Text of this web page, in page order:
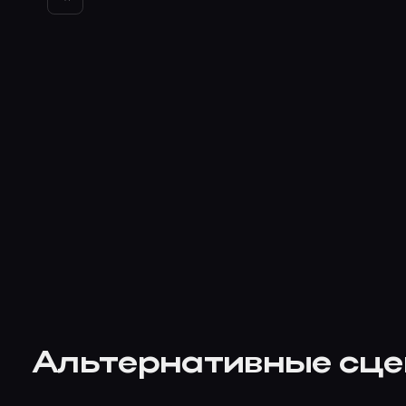
Альтернативные